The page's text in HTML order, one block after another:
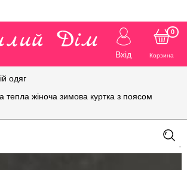
Вхід Корзина
0
одяг
тепла жіноча зимова куртка з поясом